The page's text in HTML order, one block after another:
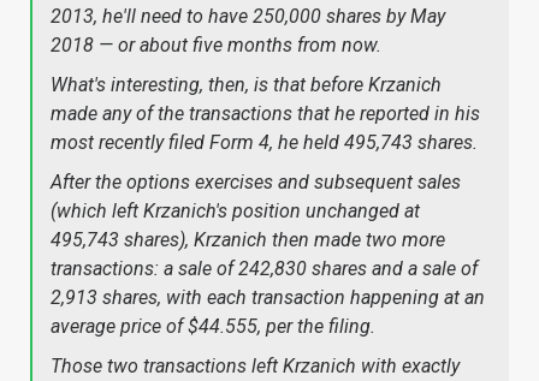
2013, he'll need to have 250,000 shares by May
2018 — or about five months from now.
What's interesting, then, is that before Krzanich
made any of the transactions that he reported in his
most recently filed Form 4, he held 495,743 shares.
After the options exercises and subsequent sales
(which left Krzanich's position unchanged at
495,743 shares), Krzanich then made two more
transactions: a sale of 242,830 shares and a sale of
2,913 shares, with each transaction happening at an
average price of $44.555, per the filing.
Those two transactions left Krzanich with exactly